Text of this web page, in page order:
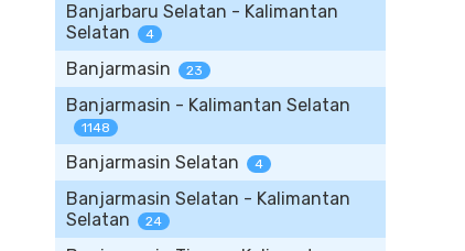
Banjarbaru Selatan - Kalimantan
Selatan
4
Banjarmasin 23
Banjarmasin - Kalimantan Selatan
1148
Banjarmasin Selatan 4
Banjarmasin Selatan - Kalimantan
Selatan
24